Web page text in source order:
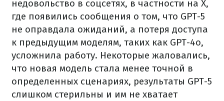
недовольство в соцсетях, в частности на X,
где появились сообщения о том, что GPT-5
не оправдала ожиданий, а потеря доступа
к предыдущим моделям, таких как GPT-4o,
усложнила работу. Некоторые жаловались,
что новая модель стала менее точной в
определенных сценариях, результаты GPT-5
слишком стерильны и им не хватает